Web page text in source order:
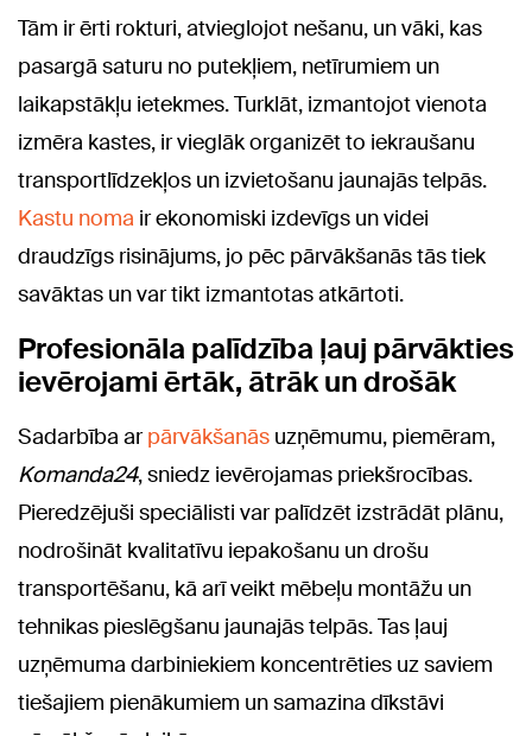
Tām ir ērti rokturi, atvieglojot nešanu, un vāki, kas
pasargā saturu no putekļiem, netīrumiem un
laikapstākļu ietekmes. Turklāt, izmantojot vienota
izmēra kastes, ir vieglāk organizēt to iekraušanu
transportlīdzekļos un izvietošanu jaunajās telpās.
Kastu noma ir ekonomiski izdevīgs un videi
draudzīgs risinājums, jo pēc pārvākšanās tās tiek
savāktas un var tikt izmantotas atkārtoti.
Profesionāla palīdzība ļauj pārvākties
ievērojami ērtāk, ātrāk un drošāk
Sadarbība arpārvākšanās uzņēmumu, piemēram,
Komanda24, sniedz ievērojamas priekšrocības.
Pieredzējuši speciālisti var palīdzēt izstrādāt plānu,
nodrošināt kvalitatīvu iepakošanu un drošu
transportēšanu, kā arī veikt mēbeļu montāžu un
tehnikas pieslēgšanu jaunajās telpās. Tas ļauj
uzņēmuma darbiniekiem koncentrēties uz saviem
tiešajiem pienākumiem un samazina dīkstāvi